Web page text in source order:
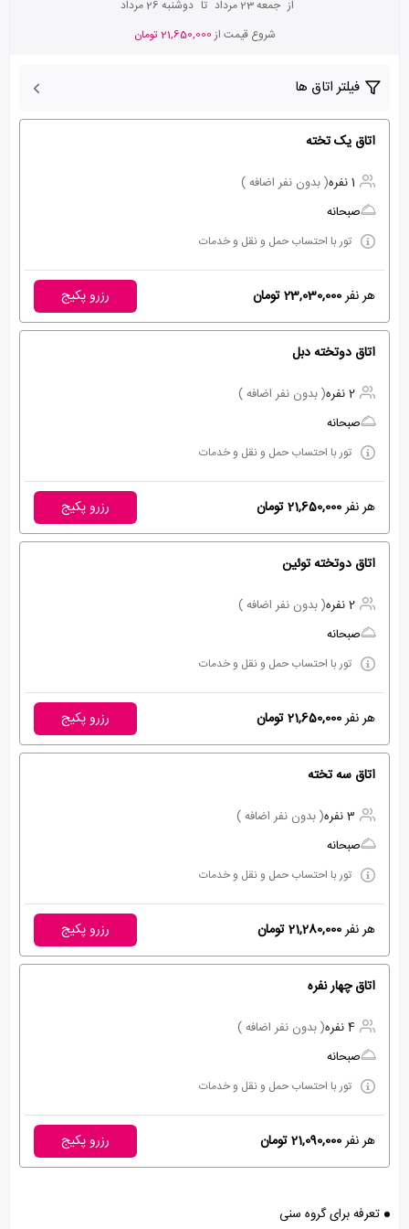
از جمعه 23 مرداد تا دوشنبه 26 مرداد
شروع قیمت از21,650,000 تومان
فیلتر اتاق ها
اتاق یک تخته
1 نفره
( بدون نفر اضافه )
صبحانه
تور با احتساب حمل و نقل و خدمات
هر نفر23,030,000 تومان رزرو پکیج
اتاق دوتخته دبل
2 نفره
( بدون نفر اضافه )
صبحانه
تور با احتساب حمل و نقل و خدمات
هر نفر21,650,000 تومان رزرو پکیج
اتاق دوتخته توئین
2 نفره
( بدون نفر اضافه )
صبحانه
تور با احتساب حمل و نقل و خدمات
هر نفر21,650,000 تومان رزرو پکیج
اتاق سه تخته
3 نفره
( بدون نفر اضافه )
صبحانه
تور با احتساب حمل و نقل و خدمات
هر نفر21,280,000 تومان رزرو پکیج
اتاق چهار نفره
4 نفره
( بدون نفر اضافه )
صبحانه
تور با احتساب حمل و نقل و خدمات
هر نفر21,090,000 تومان رزرو پکیج
تعرفه برای گروه سنی